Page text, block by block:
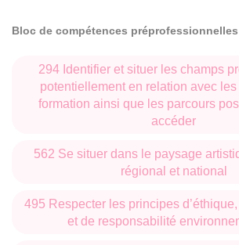
Bloc de compétences préprofessionnelles
294 Identifier et situer les champs
potentiellement en relation avec
formation ainsi que les parcours
accéder
562 Se situer dans le paysage
régional et national
495 Respecter les principes
et de responsabilité